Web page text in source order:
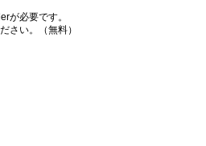
が必要です。
さい。（無料）